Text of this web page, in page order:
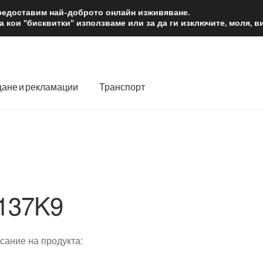
лв.
и рекламации Транспорт
на продукта:
най-доброто онлайн изживяване.
"бисквитки" използваме или за да ги изключите, моля,